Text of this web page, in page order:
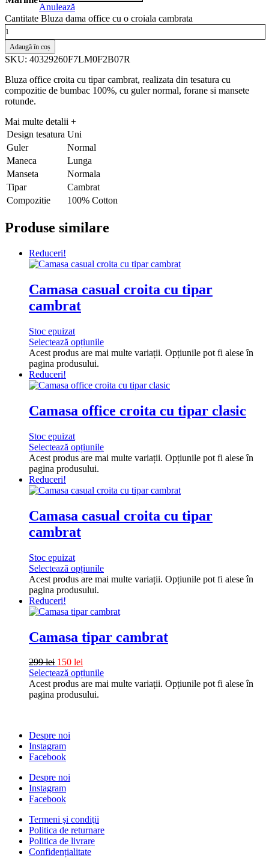
Anulează
Cantitate Bluza dama office cu o croiala cambrata
Adaugă în coș
SKU: 40329260F7LM0F2B07R
Bluza office croita cu tipar cambrat, realizata din tesatura cu
compozitie de bumbac 100%, cu guler normal, forane si mansete
rotunde.
Mai multe detalii +
Design tesatura Uni
Guler
Normal
Maneca
Lunga
Manseta
Normala
Tipar
Cambrat
Compozitie
100% Cotton
Produse similare
Reduceri!
Camasa casual croita cu tipar
cambrat
Stoc epuizat
Selectează opțiunile
Acest produs are mai multe variații. Opțiunile pot fi alese în
pagina produsului.
Reduceri!
Camasa office croita cu tipar clasic
Stoc epuizat
Selectează opțiunile
Acest produs are mai multe variații. Opțiunile pot fi alese în
pagina produsului.
Reduceri!
Camasa casual croita cu tipar
cambrat
Stoc epuizat
Selectează opțiunile
Acest produs are mai multe variații. Opțiunile pot fi alese în
pagina produsului.
Reduceri!
Camasa tipar cambrat
299lei 150 lei
Selectează opțiunile
Acest produs are mai multe variații. Opțiunile pot fi alese în
pagina produsului.
Despre noi
Instagram
Facebook
Despre noi
Instagram
Facebook
Termeni şi condiţii
Politica de returnare
Politica de livrare
Confidențialitate